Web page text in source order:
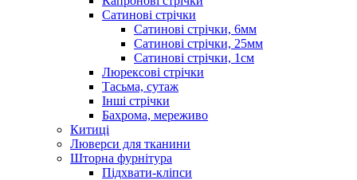
Сатинові стрічки
Сатинові стрічки, 6мм
Сатинові стрічки, 25мм
Сатинові стрічки, 1см
Люрексові стрічки
Тасьма, сутаж
Інші стрічки
Бахрома, мереживо
Китиці
Люверси для тканини
Шторна фурнітура
Підхвати-кліпси